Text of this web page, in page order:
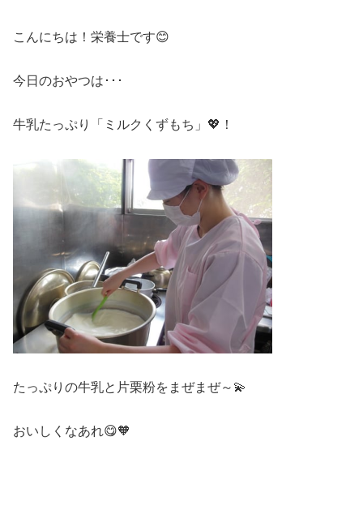
こんにちは！栄養士です😊
今日のおやつは･･･
牛乳たっぷり「ミルクくずもち」💖！
たっぷりの牛乳と片栗粉をまぜまぜ～💫
おいしくなあれ😋🧡